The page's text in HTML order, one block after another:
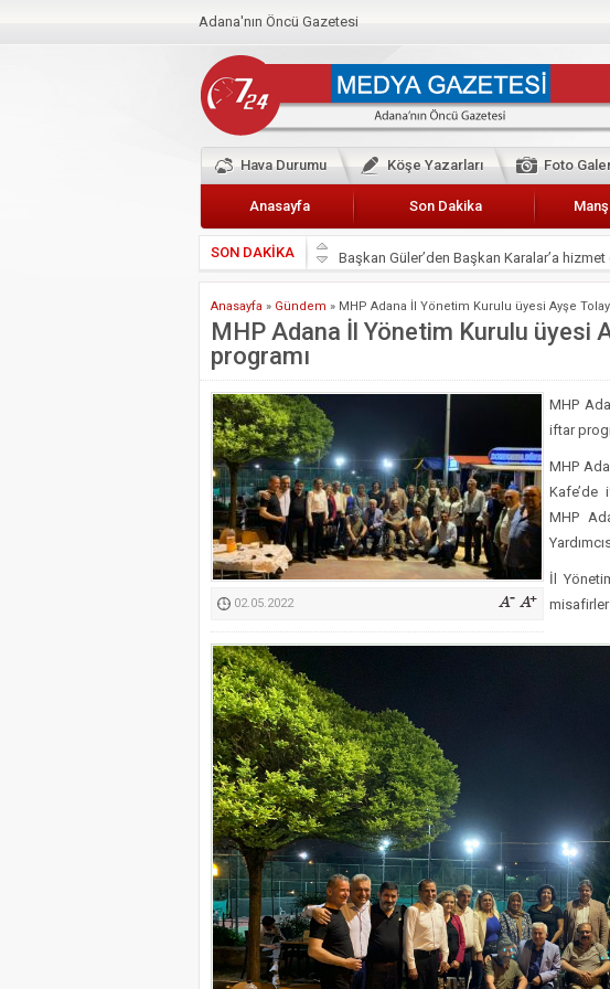
Adana'nın Öncü Gazetesi
Hava Durumu Köşe Yazarları Foto
Anasayfa Son Dakika
SON DAKİKA
Başkan Güler’den Başkan Karalar’a hizmet
Lokantacılar ve Kebapçılar Esnaf Odası
Hak-İş Abdurrahman Yücel
CEYHAN TİCARET ODASI
Hainler emellerine asla erişemeyecekler
BÖLGEMİZ ÇUKUROVA’DA 2019 YILI
İyi Parti Yüreğir İlçe Başkanı Enis Akyürek
Kimyasallardan Koruma Derneği Başkanı
Anasayfa » Gündem » MHP Adana İl Yönetim Kurulu üyesi Ayşe
MHP Adana İl Yönetim Kurulu üyesi
programı
02.05.2022
MHP
iftar
MHP
Kafe’de
MHP
İl
misafirler